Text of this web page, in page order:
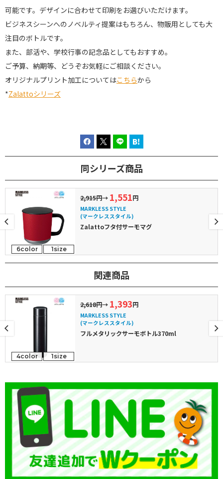
可能です。デザインに合わせて印刷をお選びいただけます。
ビジネスシーンへのノベルティ提案はもちろん、物販用としても大
注目のボトルです。
また、部活や、学校行事の記念品としてもおすすめ。
ご予算、納期等、どうぞお気軽にご相談ください。
オリジナルプリント加工についてはこちらから
*Zalattoシリーズ
同シリーズ商品
6color 1size
2,915円→ 1,551円
MARKLESS STYLE
(マークレススタイル)
Zalattoフタ付サーモマグ
関連商品
4color 1size
2,618円→ 1,393円
MARKLESS STYLE
(マークレススタイル)
フルメタリックサーモボトル370ml